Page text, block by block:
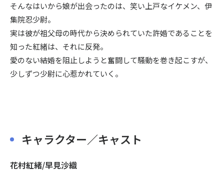
そんなはいから娘が出会ったのは、笑い上戸なイケメン、伊
集院忍少尉。
実は彼が祖父母の時代から決められていた許婚であることを
知った紅緒は、それに反発。
愛のない結婚を阻止しようと奮闘して騒動を巻き起こすが、
少しずつ少尉に心惹かれていく。
キャラクター／キャスト
花村紅緒/早見沙織